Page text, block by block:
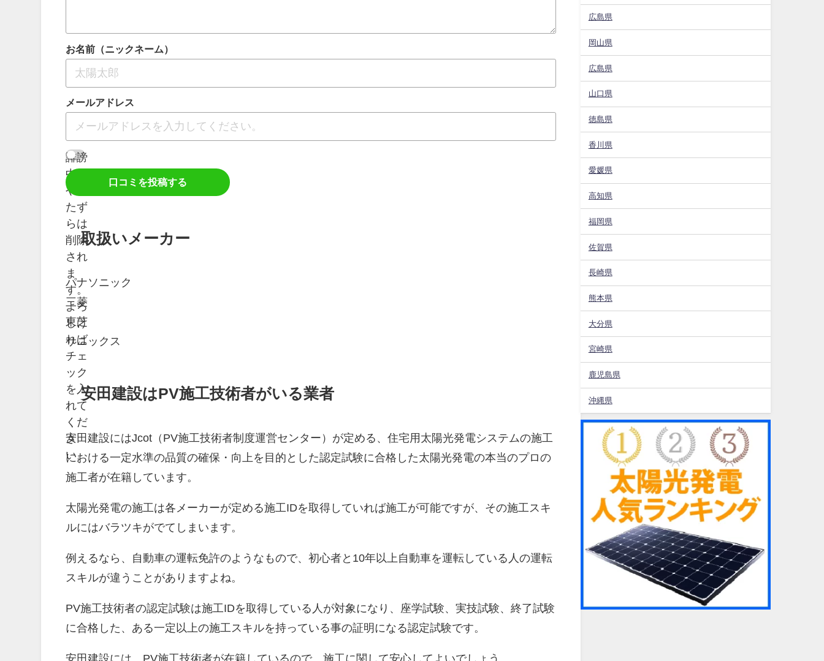
お名前（ニックネーム）
メールアドレス
誹謗
中傷
やい
たず
らは
削除
され
ま
す。
よろ
しけ
れば
チェ
ック
を入
れて
くだ
さ
い。
口コミを投稿する
取扱いメーカー
パナソニック
三菱
東芝
サニックス
安田建設はPV施工技術者がいる業者
安田建設にはJcot（PV施工技術者制度運営センター）が定める、住宅用太陽光発電システムの施工
における一定水準の品質の確保・向上を目的とした認定試験に合格した太陽光発電の本当のプロの
施工者が在籍しています。
太陽光発電の施工は各メーカーが定める施工IDを取得していれば施工が可能ですが、その施工スキ
ルにはバラツキがでてしまいます。
例えるなら、自動車の運転免許のようなもので、初心者と10年以上自動車を運転している人の運転
スキルが違うことがありますよね。
PV施工技術者の認定試験は施工IDを取得している人が対象になり、座学試験、実技試験、終了試験
に合格した、ある一定以上の施工スキルを持っている事の証明になる認定試験です。
安田建設には、PV施工技術者が在籍しているので、施工に関して安心してよいでしょう。
広島県
岡山県
広島県
山口県
徳島県
香川県
愛媛県
高知県
福岡県
佐賀県
長崎県
熊本県
大分県
宮崎県
鹿児島県
沖縄県